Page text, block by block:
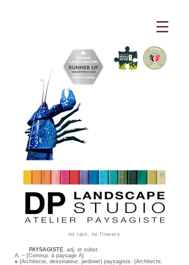
©
no rain, no flowers
PAYSAGISTE, adj. et subst.
A. − [Corresp. à paysage A]
♦ (Architecte, dessinateur, jardinier) paysagiste. (Architecte,